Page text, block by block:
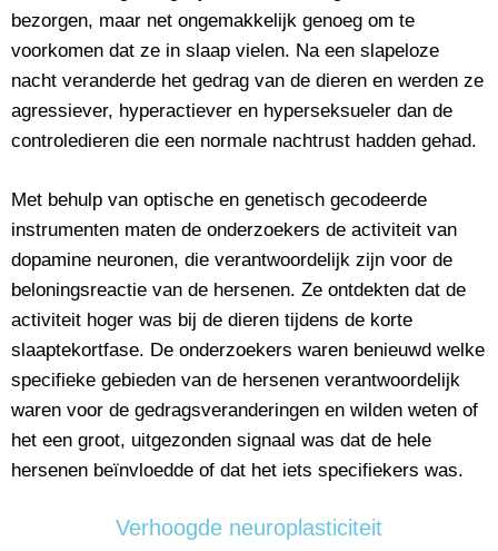
bezorgen, maar net ongemakkelijk genoeg om te
voorkomen dat ze in slaap vielen. Na een slapeloze
nacht veranderde het gedrag van de dieren en werden ze
agressiever, hyperactiever en hyperseksueler dan de
controledieren die een normale nachtrust hadden gehad.
Met behulp van optische en genetisch gecodeerde
instrumenten maten de onderzoekers de activiteit van
dopamine neuronen, die verantwoordelijk zijn voor de
beloningsreactie van de hersenen. Ze ontdekten dat de
activiteit hoger was bij de dieren tijdens de korte
slaaptekortfase. De onderzoekers waren benieuwd welke
specifieke gebieden van de hersenen verantwoordelijk
waren voor de gedragsveranderingen en wilden weten of
het een groot, uitgezonden signaal was dat de hele
hersenen beïnvloedde of dat het iets specifiekers was.
Verhoogde neuroplasticiteit